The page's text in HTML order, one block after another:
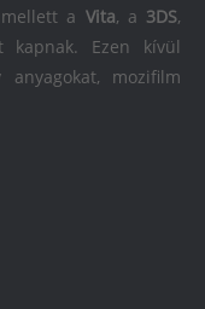
a Vita, a 3DS,
Ezen kívül
anyagokat, mozifilm